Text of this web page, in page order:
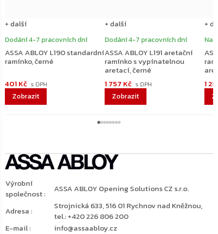
ASSA ABLOY L190 standardní
ramínko, černé
Dodání 4-7 pracovních dní
401 Kč
+ další
ASSA ABLOY L191 aretační
ramínko s vypínatelnou
aretací, černé
Dodání 4-7 pracovních dní
1 757 Kč
+ další
Na
1
+
Výrobní
společnost:
ASSA ABLOY Opening Solutions CZ s.r.o.
Adresa :
Strojnická 633, 516 01 Rychnov nad Kněžnou,
tel.: +420 226 806 200
E-mail: info@assaabloy.cz